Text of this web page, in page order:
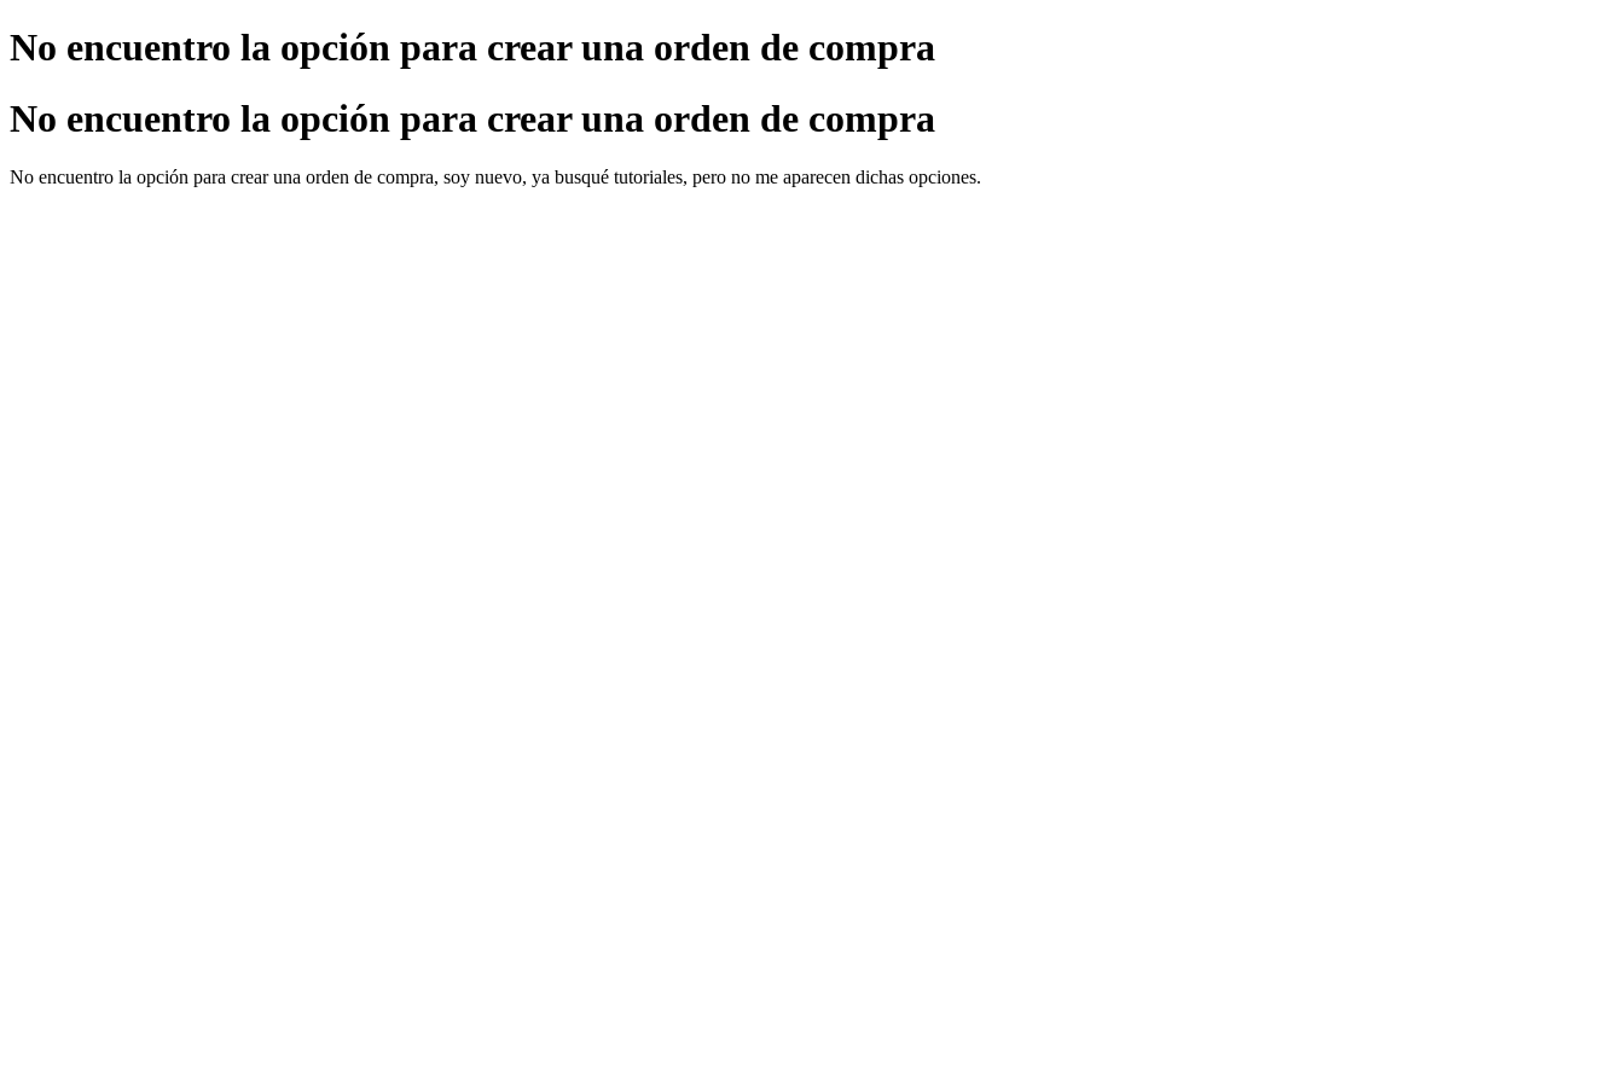
No encuentro la opción para crear una orden de compra
No encuentro la opción para crear una orden de compra
No encuentro la opción para crear una orden de compra, soy nuevo, ya busqué tutoriales, pero no me aparecen dichas opciones.